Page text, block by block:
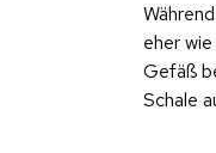
eher
Gefäß
Schale